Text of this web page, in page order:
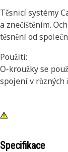
Těsnicí systémy
a znečištěním.
těsnění od
Použití:
O-kroužky se
spojení v různých
Specifikace